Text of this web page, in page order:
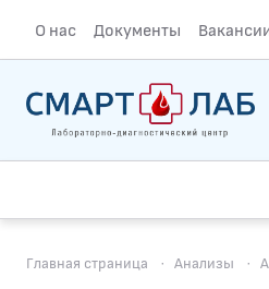
О нас Документы
Главная страница · Анализы ·